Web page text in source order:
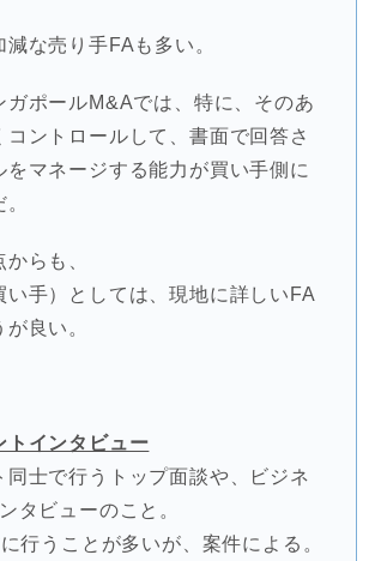
な売り手FAも多い。
ガポールM&Aでは、特に、そのあ
コントロールして、書面で回答さ
をマネージする能力が買い手側に
らも、
い手）としては、現地に詳しいFA
良い。
インタビュー
同士で行うトップ面談や、ビジネ
タビューのこと。
行うことが多いが、案件による。